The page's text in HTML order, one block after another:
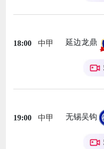
18:00 中甲 延边龙鼎
19:00 中甲 无锡吴钩